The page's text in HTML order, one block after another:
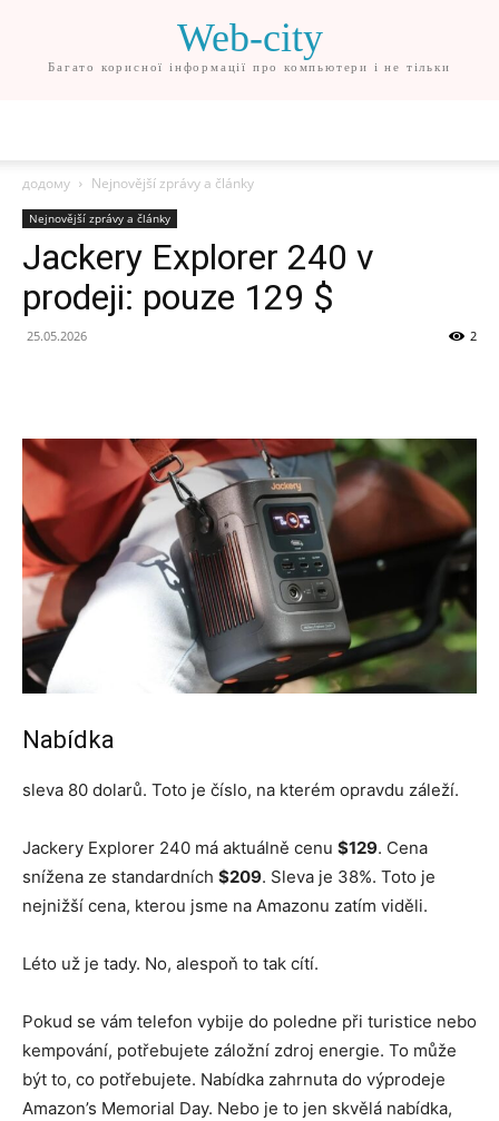
Web-city
Багато корисної інформації про компьютери і не тільки
додому Nejnovější zprávy a články
Nejnovější zprávy a články
Jackery Explorer 240 v
prodeji: pouze 129 $
25.05.2026 2
Nabídka
sleva 80 dolarů. Toto je číslo, na kterém opravdu záleží.
Jackery Explorer 240 má aktuálně cenu $129. Cena
snížena ze standardních $209. Sleva je 38%. Toto je
nejnižší cena, kterou jsme na Amazonu zatím viděli.
Léto už je tady. No, alespoň to tak cítí.
Pokud se vám telefon vybije do poledne při turistice nebo
kempování, potřebujete záložní zdroj energie. To může
být to, co potřebujete. Nabídka zahrnuta do výprodeje
Amazon’s Memorial Day. Nebo je to jen skvělá nabídka,